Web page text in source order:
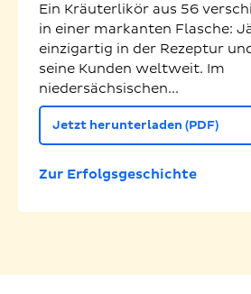
Ein Kräuterlikör aus 56
in einer markanten Flasche:
einzigartig in der Rezeptur
seine Kunden weltweit. Im
niedersächsischen...
Jetzt herunterladen (PDF)
Zur Erfolgsgeschichte